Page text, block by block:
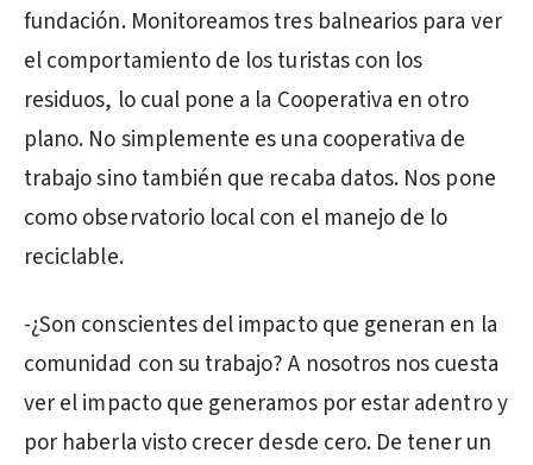
fundación. Monitoreamos tres balnearios para ver
el comportamiento de los turistas con los
residuos, lo cual pone a la Cooperativa en otro
plano. No simplemente es una cooperativa de
trabajo sino también que recaba datos. Nos pone
como observatorio local con el manejo de lo
reciclable.
-¿Son conscientes del impacto que generan en la
comunidad con su trabajo? A nosotros nos cuesta
ver el impacto que generamos por estar adentro y
por haberla visto crecer desde cero. De tener un